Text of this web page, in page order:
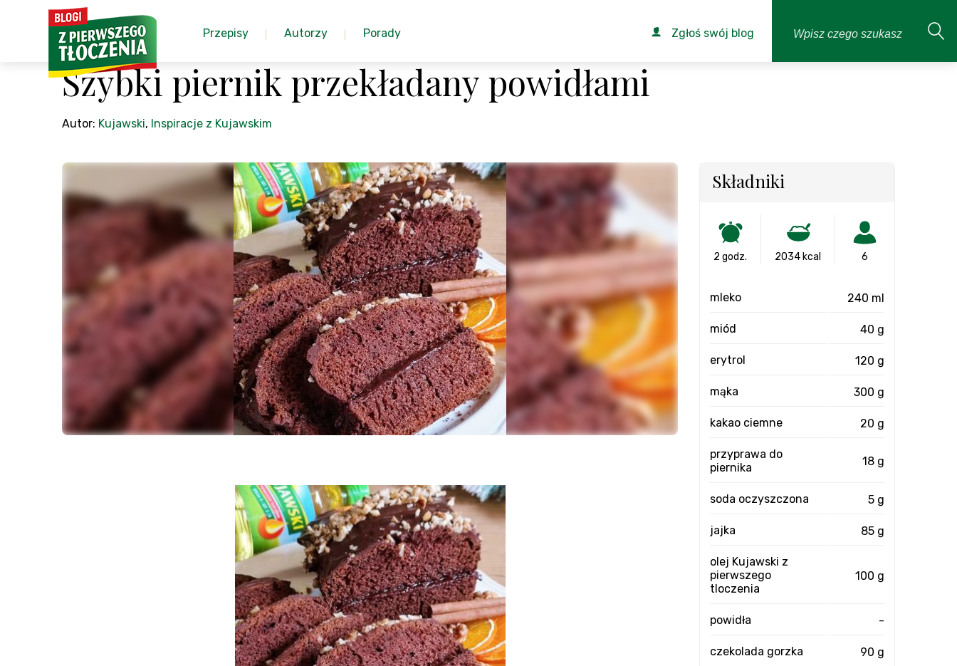
Przepisy Autorzy Porady Zgłoś swój blog
Szybki piernik przekładany powidłami
Autor: Kujawski, Inspiracje z Kujawskim
Składniki
2 godz. 2034 kcal 6
mleko 240 ml
miód 40 g
erytrol 120 g
mąka 300 g
kakao ciemne 20 g
przyprawa do
piernika
18 g
soda oczyszczona 5 g
jajka 85 g
olej Kujawski z
pierwszego
tloczenia
100 g
powidła -
czekolada gorzka 90 g